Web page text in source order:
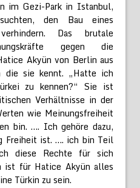
im Gezi-Park in Istanbul,
den Bau eines
Das brutale
gegen die
Akyün von Berlin aus
die sie kennt. „Hatte ich
zu kennen?“ Sie ist
Verhältnisse in der
wie Meinungsfreiheit
bin. …. Ich gehöre dazu,
Freiheit ist. …. ich bin Teil
diese Rechte für sich
ist für Hatice Akyün alles
Türkin zu sein.